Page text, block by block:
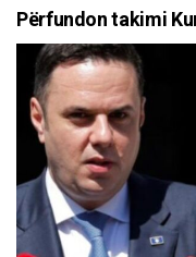
Përfundon takimi